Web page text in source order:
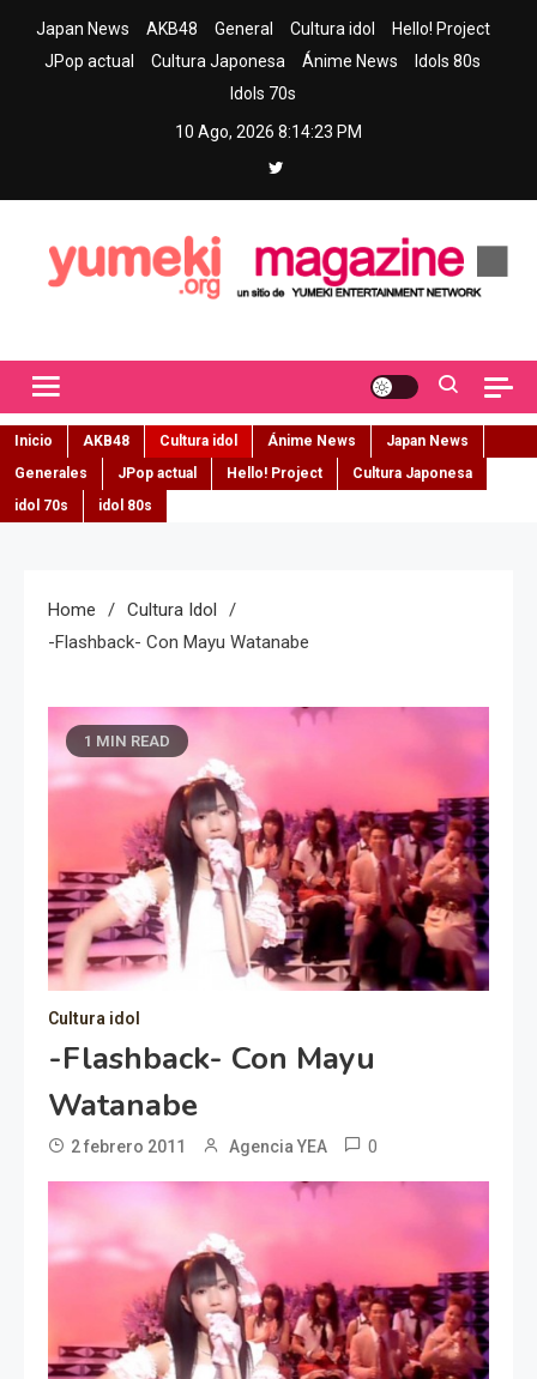
Japan News AKB48 General Cultura idol
Hello! Project
JPop actual
Cultura Japonesa Ánime News
Idols 80s
Idols 70s
10 Ago, 2026 8:14:24 PM
Inicio AKB48 Cultura idol Ánime News
Japan News
Generales
JPop actual Hello! Project
Cultura Japonesa
idol 70s
idol 80s
Home
Cultura Idol
-Flashback- Con Mayu Watanabe
1 MIN READ
Cultura idol
-Flashback- Con Mayu
Watanabe
2 febrero 2011 Agencia YEA 0